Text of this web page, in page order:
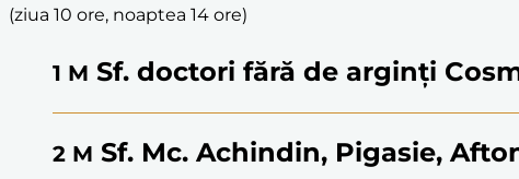
(ziua 10 ore, noaptea 14 ore)
1 M Sf. doctori fără de arginți
2 M Sf. Mc. Achindin, Pigasie,